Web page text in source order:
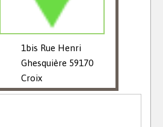
1bis Rue Henri
Ghesquière 59170
Croix